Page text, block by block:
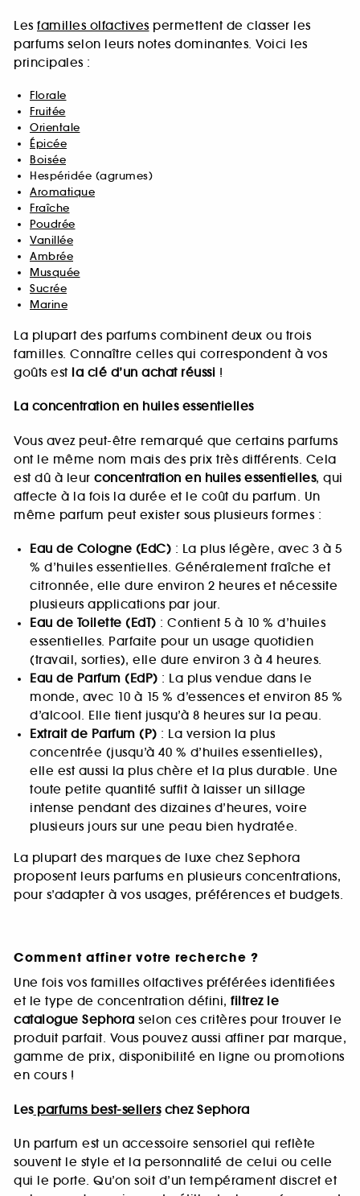
Les familles olfactives permettent de classer les
parfums selon leurs notes dominantes. Voici les
principales :
Florale
Fruitée
Orientale
Épicée
Boisée
Hespéridée (agrumes)
Aromatique
Fraîche
Poudrée
Vanillée
Ambrée
Musquée
Sucrée
Marine
La plupart des parfums combinent deux ou trois
familles. Connaître celles qui correspondent à vos
goûts est la clé d’un achat réussi !
La concentration en huiles essentielles
Vous avez peut-être remarqué que certains parfums
ont le même nom mais des prix très différents. Cela
est dû à leur concentration en huiles essentielles, qui
affecte à la fois la durée et le coût du parfum. Un
même parfum peut exister sous plusieurs formes :
Eau de Cologne (EdC) : La plus légère, avec 3 à 5
% d’huiles essentielles. Généralement fraîche et
citronnée, elle dure environ 2 heures et nécessite
plusieurs applications par jour.
Eau de Toilette (EdT) : Contient 5 à 10 % d’huiles
essentielles. Parfaite pour un usage quotidien
(travail, sorties), elle dure environ 3 à 4 heures.
Eau de Parfum (EdP) : La plus vendue dans le
monde, avec 10 à 15 % d’essences et environ 85 %
d’alcool. Elle tient jusqu’à 8 heures sur la peau.
Extrait de Parfum (P) : La version la plus
concentrée (jusqu’à 40 % d’huiles essentielles),
elle est aussi la plus chère et la plus durable. Une
toute petite quantité suffit à laisser un sillage
intense pendant des dizaines d’heures, voire
plusieurs jours sur une peau bien hydratée.
La plupart des marques de luxe chez Sephora
proposent leurs parfums en plusieurs concentrations,
pour s’adapter à vos usages, préférences et budgets.
Comment affiner votre recherche ?
Une fois vos familles olfactives préférées identifiées
et le type de concentration défini, filtrez le
catalogue Sephora selon ces critères pour trouver le
produit parfait. Vous pouvez aussi affiner par marque,
gamme de prix, disponibilité en ligne ou promotions
en cours !
Lesparfums best-sellerschez Sephora
Un parfum est un accessoire sensoriel qui reflète
souvent le style et la personnalité de celui ou celle
qui le porte. Qu’on soit d’un tempérament discret et